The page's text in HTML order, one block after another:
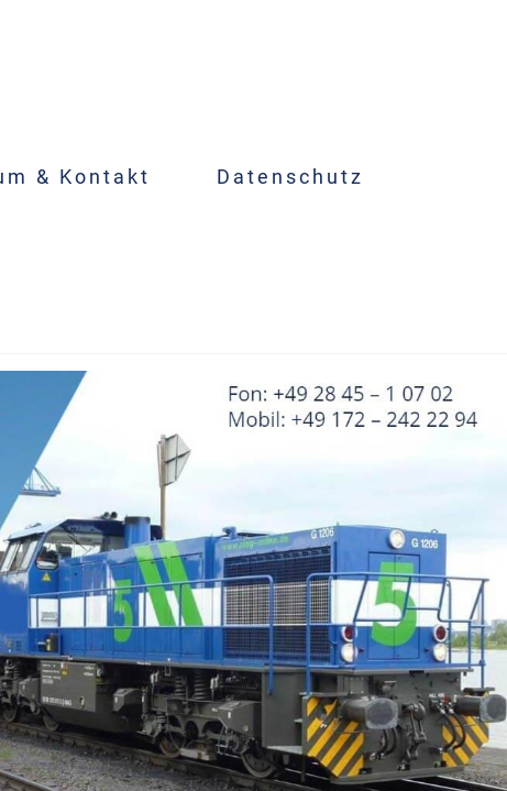
& Kontakt Datenschutz